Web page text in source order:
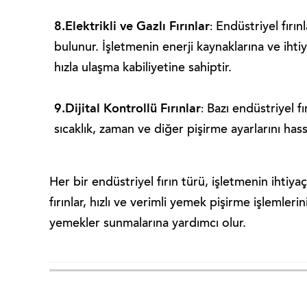
8.Elektrikli ve Gazlı Fırınlar:Endüstriyel
bulunur. İşletmenin enerji kaynaklarına ve
hızla ulaşma kabiliyetine sahiptir.
9.Dijital Kontrollü Fırınlar:Bazı endüstriyel
sıcaklık, zaman ve diğer pişirme ayarlarını
Her bir endüstriyel fırın türü, işletmenin
fırınlar, hızlı ve verimli yemek pişirme
yemekler sunmalarına yardımcı olur.